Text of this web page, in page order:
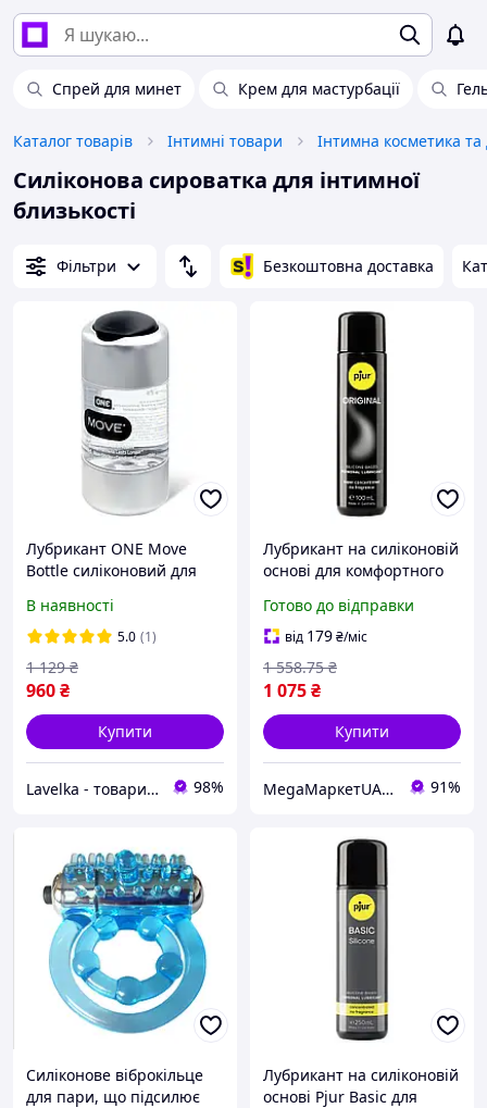
Спрей для минет Крем для мастурбації
Каталог товарів Інтимні товари Інтимна косметика та
Силіконова сироватка для інтимної
близькості
Фільтри Безкоштовна доставка
Лубрикант ONE Move
Bottle силіконовий для
тривалої дії 100 мл
В наявності
5.0 (1)
960₴
1 129 ₴
Купити
Lavelka - товари для задоволення 98%
Лубрикант на силіконовій
основі для комфортного
стійкістю та
довготривалим ефектом
Готово до відправки
від 179₴/міс
1 075₴
1 558.75 ₴
Купити
MegaМаркетUA — твоє замовлення вже в дорозі 🚚📦✨ 91%
Силіконове віброкільце
для пари, що підсилює
Лубрикант на силіконовій
основі Pjur Basic для